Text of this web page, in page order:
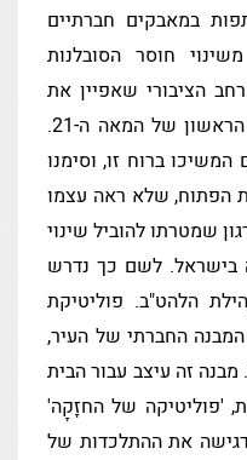
במאבקים חברתיים
חוסר הסובלנות
הציבורי שאפיין את
ירושלים במרבית שנות העשור הראשון של המאה ה-21.
2015 המצעדים המשיכו ברוח זו, וסימנו
הפתוח, שלא ראה עצמו
שמטרתו להוביל שינוי
בישראל. לשם כך נדרש
הלהט"ב. פוליטיקת
החברתי של העיר,
מבנה זה עיצב עבור הבית
'פוליטיקה של החזָקָה'
את ההתלכדות של